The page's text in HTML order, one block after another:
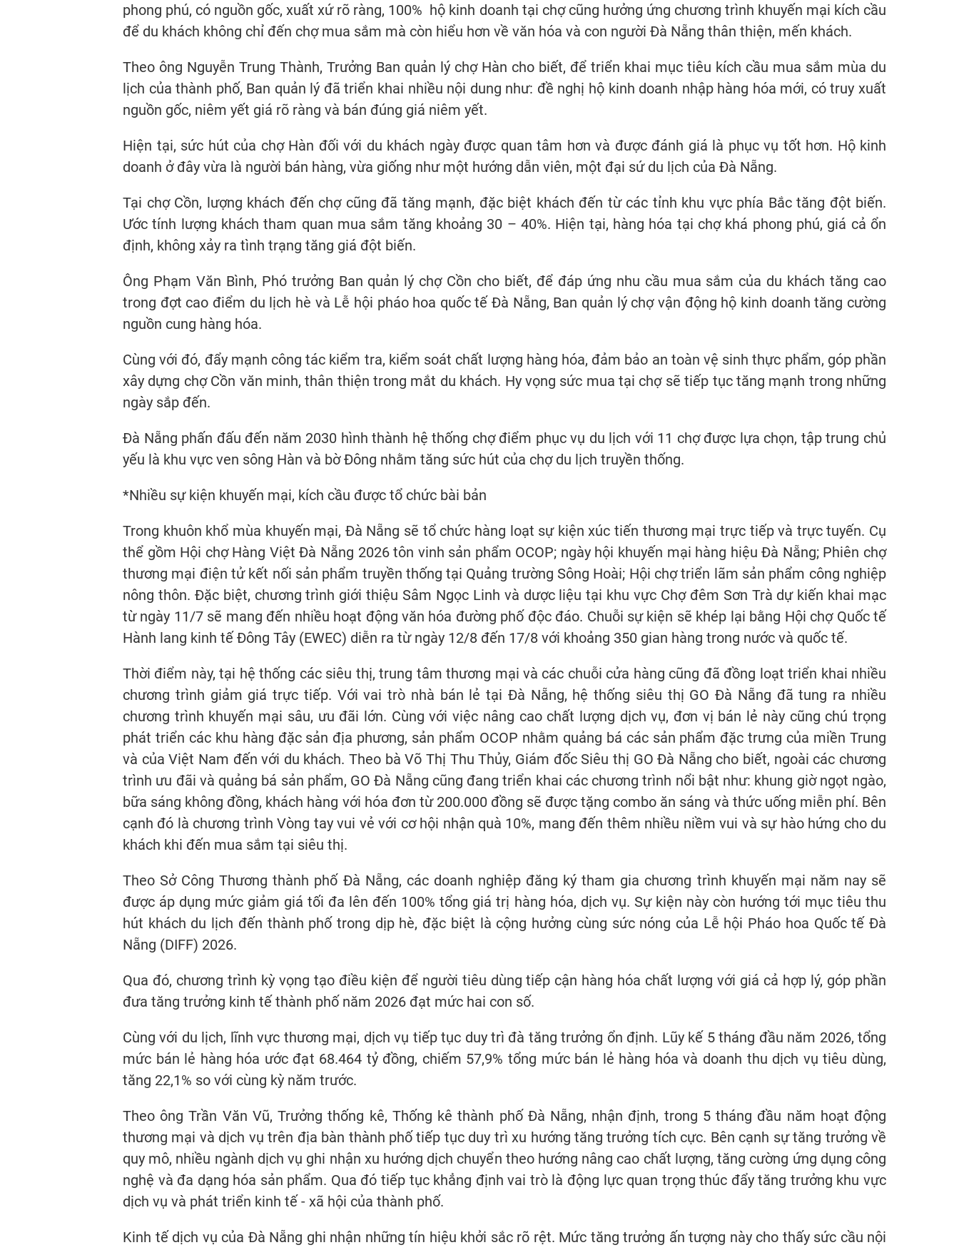
phong phú, có nguồn gốc, xuất xứ rõ ràng, 100% hộ kinh doanh tại chợ cũng hưởng ứng chương trình khuyến mại kích cầu
để du khách không chỉ đến chợ mua sắm mà còn hiểu hơn về văn hóa và con người Đà Nẵng thân thiện, mến khách.
Theo ông Nguyễn Trung Thành, Trưởng Ban quản lý chợ Hàn cho biết, để triển khai mục tiêu kích cầu mua sắm mùa du
lịch của thành phố, Ban quản lý đã triển khai nhiều nội dung như: đề nghị hộ kinh doanh nhập hàng hóa mới, có truy xuất
nguồn gốc, niêm yết giá rõ ràng và bán đúng giá niêm yết.
Hiện tại, sức hút của chợ Hàn đối với du khách ngày được quan tâm hơn và được đánh giá là phục vụ tốt hơn. Hộ kinh
doanh ở đây vừa là người bán hàng, vừa giống như một hướng dẫn viên, một đại sứ du lịch của Đà Nẵng.
Tại chợ Cồn, lượng khách đến chợ cũng đã tăng mạnh, đặc biệt khách đến từ các tỉnh khu vực phía Bắc tăng đột biến.
Ước tính lượng khách tham quan mua sắm tăng khoảng 30 – 40%. Hiện tại, hàng hóa tại chợ khá phong phú, giá cả ổn
định, không xảy ra tình trạng tăng giá đột biến.
Ông Phạm Văn Bình, Phó trưởng Ban quản lý chợ Cồn cho biết, để đáp ứng nhu cầu mua sắm của du khách tăng cao
trong đợt cao điểm du lịch hè và Lễ hội pháo hoa quốc tế Đà Nẵng, Ban quản lý chợ vận động hộ kinh doanh tăng cường
nguồn cung hàng hóa.
Cùng với đó, đẩy mạnh công tác kiểm tra, kiểm soát chất lượng hàng hóa, đảm bảo an toàn vệ sinh thực phẩm, góp phần
xây dựng chợ Cồn văn minh, thân thiện trong mắt du khách. Hy vọng sức mua tại chợ sẽ tiếp tục tăng mạnh trong những
ngày sắp đến.
Đà Nẵng phấn đấu đến năm 2030 hình thành hệ thống chợ điểm phục vụ du lịch với 11 chợ được lựa chọn, tập trung chủ
yếu là khu vực ven sông Hàn và bờ Đông nhằm tăng sức hút của chợ du lịch truyền thống.
*Nhiều sự kiện khuyến mại, kích cầu được tổ chức bài bản
Trong khuôn khổ mùa khuyến mại, Đà Nẵng sẽ tổ chức hàng loạt sự kiện xúc tiến thương mại trực tiếp và trực tuyến. Cụ
thể gồm Hội chợ Hàng Việt Đà Nẵng 2026 tôn vinh sản phẩm OCOP; ngày hội khuyến mại hàng hiệu Đà Nẵng; Phiên chợ
thương mại điện tử kết nối sản phẩm truyền thống tại Quảng trường Sông Hoài; Hội chợ triển lãm sản phẩm công nghiệp
nông thôn. Đặc biệt, chương trình giới thiệu Sâm Ngọc Linh và dược liệu tại khu vực Chợ đêm Sơn Trà dự kiến khai mạc
từ ngày 11/7 sẽ mang đến nhiều hoạt động văn hóa đường phố độc đáo. Chuỗi sự kiện sẽ khép lại bằng Hội chợ Quốc tế
Hành lang kinh tế Đông Tây (EWEC) diễn ra từ ngày 12/8 đến 17/8 với khoảng 350 gian hàng trong nước và quốc tế.
Thời điểm này, tại hệ thống các siêu thị, trung tâm thương mại và các chuỗi cửa hàng cũng đã đồng loạt triển khai nhiều
chương trình giảm giá trực tiếp. Với vai trò nhà bán lẻ tại Đà Nẵng, hệ thống siêu thị GO Đà Nẵng đã tung ra nhiều
chương trình khuyến mại sâu, ưu đãi lớn. Cùng với việc nâng cao chất lượng dịch vụ, đơn vị bán lẻ này cũng chú trọng
phát triển các khu hàng đặc sản địa phương, sản phẩm OCOP nhằm quảng bá các sản phẩm đặc trưng của miền Trung
và của Việt Nam đến với du khách. Theo bà Võ Thị Thu Thủy, Giám đốc Siêu thị GO Đà Nẵng cho biết, ngoài các chương
trình ưu đãi và quảng bá sản phẩm, GO Đà Nẵng cũng đang triển khai các chương trình nổi bật như: khung giờ ngọt ngào,
bữa sáng không đồng, khách hàng với hóa đơn từ 200.000 đồng sẽ được tặng combo ăn sáng và thức uống miễn phí. Bên
cạnh đó là chương trình Vòng tay vui vẻ với cơ hội nhận quà 10%, mang đến thêm nhiều niềm vui và sự hào hứng cho du
khách khi đến mua sắm tại siêu thị.
Theo Sở Công Thương thành phố Đà Nẵng, các doanh nghiệp đăng ký tham gia chương trình khuyến mại năm nay sẽ
được áp dụng mức giảm giá tối đa lên đến 100% tổng giá trị hàng hóa, dịch vụ. Sự kiện này còn hướng tới mục tiêu thu
hút khách du lịch đến thành phố trong dịp hè, đặc biệt là cộng hưởng cùng sức nóng của Lễ hội Pháo hoa Quốc tế Đà
Nẵng (DIFF) 2026.
Qua đó, chương trình kỳ vọng tạo điều kiện để người tiêu dùng tiếp cận hàng hóa chất lượng với giá cả hợp lý, góp phần
đưa tăng trưởng kinh tế thành phố năm 2026 đạt mức hai con số.
Cùng với du lịch, lĩnh vực thương mại, dịch vụ tiếp tục duy trì đà tăng trưởng ổn định. Lũy kế 5 tháng đầu năm 2026, tổng
mức bán lẻ hàng hóa ước đạt 68.464 tỷ đồng, chiếm 57,9% tổng mức bán lẻ hàng hóa và doanh thu dịch vụ tiêu dùng,
tăng 22,1% so với cùng kỳ năm trước.
Theo ông Trần Văn Vũ, Trưởng thống kê, Thống kê thành phố Đà Nẵng, nhận định, trong 5 tháng đầu năm hoạt động
thương mại và dịch vụ trên địa bàn thành phố tiếp tục duy trì xu hướng tăng trưởng tích cực. Bên cạnh sự tăng trưởng về
quy mô, nhiều ngành dịch vụ ghi nhận xu hướng dịch chuyển theo hướng nâng cao chất lượng, tăng cường ứng dụng công
nghệ và đa dạng hóa sản phẩm. Qua đó tiếp tục khẳng định vai trò là động lực quan trọng thúc đẩy tăng trưởng khu vực
dịch vụ và phát triển kinh tế - xã hội của thành phố.
Kinh tế dịch vụ của Đà Nẵng ghi nhận những tín hiệu khởi sắc rõ rệt. Mức tăng trưởng ấn tượng này cho thấy sức cầu nội